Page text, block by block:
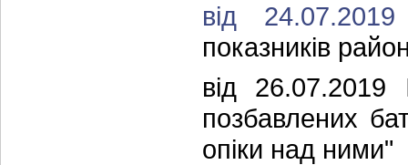
від
показників
від
позбавлених
опіки над ними"